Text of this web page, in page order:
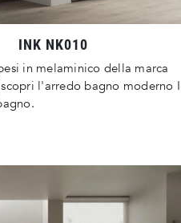
INK NK010
in melaminico della marca
l'arredo bagno moderno